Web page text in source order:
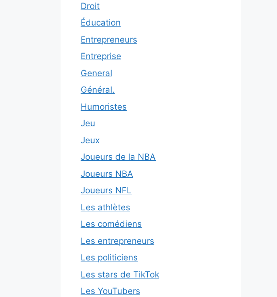
Droit
Éducation
Entrepreneurs
Entreprise
General
Général.
Humoristes
Jeu
Jeux
Joueurs de la NBA
Joueurs NBA
Joueurs NFL
Les athlètes
Les comédiens
Les entrepreneurs
Les politiciens
Les stars de TikTok
Les YouTubers